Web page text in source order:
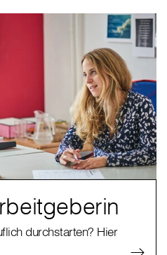
durchstarten? Hier